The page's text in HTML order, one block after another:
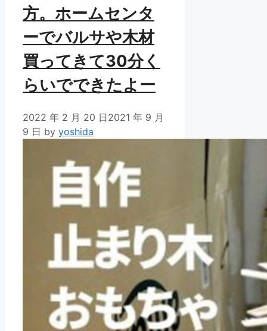
方。ホームセンタ
ーでバルサや木材
買ってきて30分く
らいでできたよー
2022 年 2 月 20 日2021 年 9 月
9 日 by yoshida